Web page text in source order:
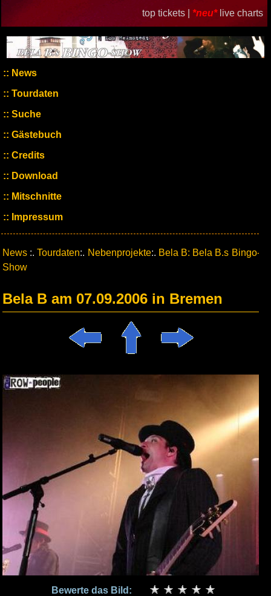
top tickets | *neu* live charts
News
Tourdaten
Suche
Gästebuch
Credits
Download
Mitschnitte
Impressum
News :.Tourdaten:. Nebenprojekte:. Bela B: Bela B.s Bingo-
Show
Bela B am 07.09.2006 in Bremen
Bewerte das Bild: